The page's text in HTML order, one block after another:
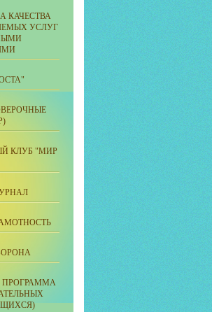
КАЧЕСТВА
УСЛУГ
КЛУБ "МИР
ПРОГРАММА